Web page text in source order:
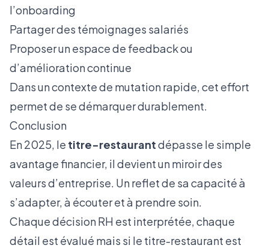
l’onboarding
Partager des témoignages salariés
Proposer un espace de feedback ou
d’amélioration continue
Dansun contexte de mutation rapide, cet effort
permet de se démarquer durablement.
Conclusion
En 2025, le titre-restaurantdépasse le simple
avantage financier, il devient un miroir des
valeurs d’entreprise. Un reflet de sa capacité à
s’adapter, à écouter et à prendre soin.
Chaque décision RH est interprétée, chaque
détail est évalué mais si le titre-restaurant est